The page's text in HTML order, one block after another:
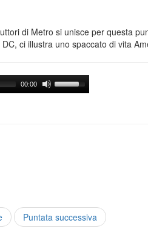
di Metro si unisce per questa
ci illustra uno spaccato di vita
00:00
Puntata successiva